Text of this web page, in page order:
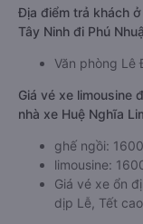
Địa điểm trả khách ở
Tây Ninh đi Phú
Văn phòng Lê
Giá vé xe limousine
nhà xe Huệ Nghĩa
ghế ngồi:
limousine:
Giá vé xe ổn
dịp Lễ, Tết